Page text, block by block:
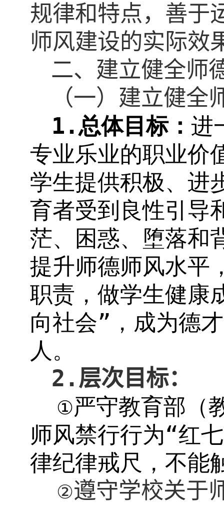
规律和特点，善于
师风建设的实际效
二、建立健全师
（一）建立健
1.总体目标：进
专业乐业的职业价
学生提供积极、进
育者受到良性引导
茫、困惑、堕落和
提升师德师风水平
职责，做学生健康
向社会”，成为德
人。
2. 层次目标：
①严守教育部（
师风禁行行为“红
律纪律戒尺，不能
②遵守学校关于